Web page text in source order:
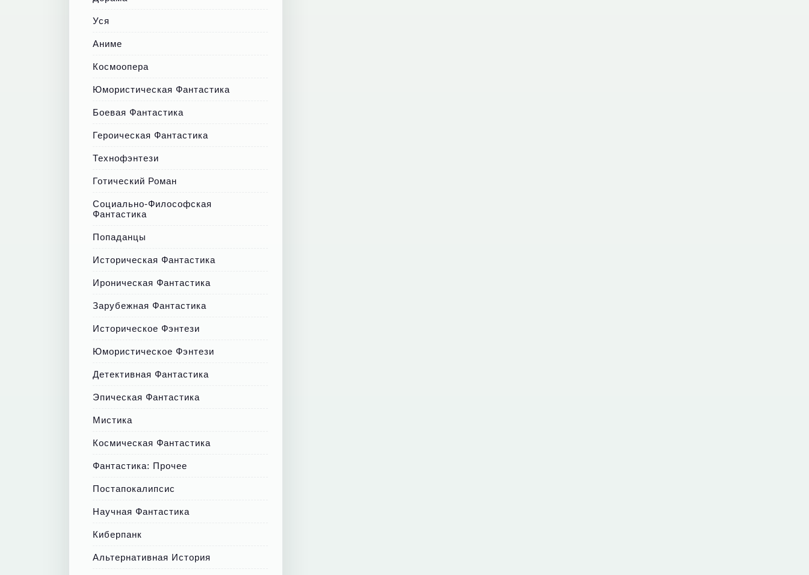
Уся
Аниме
Космоопера
Юмористическая Фантастика
Боевая Фантастика
Героическая Фантастика
Технофэнтези
Готический Роман
Социально-Философская
Фантастика
Попаданцы
Историческая Фантастика
Ироническая Фантастика
Зарубежная Фантастика
Историческое Фэнтези
Юмористическое Фэнтези
Детективная Фантастика
Эпическая Фантастика
Мистика
Космическая Фантастика
Фантастика: Прочее
Постапокалипсис
Научная Фантастика
Киберпанк
Альтернативная История